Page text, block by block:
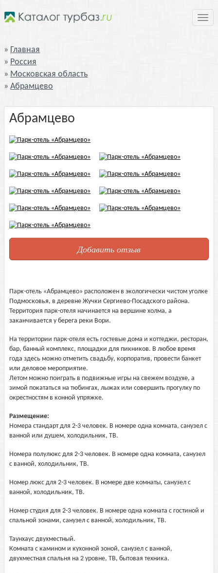
Главная
Россия
Московская область
Абрамцево
Абрамцево
Добавить отзыв
Парк-отель «Абрамцево» расположен в экологически чистом уголке
Подмосковья, в деревне Жучки Сергиево-Посадского района.
Территория парк-отеля начинается на вершине холма, а
заканчивается у берега реки Вори.
На территории парк-отеля есть гостевые дома и коттеджи, ресторан,
бар, банный комплекс, площадки для пикников. В любое время
года здесь можно отметить свадьбу, корпоратив, провести банкет
или деловое мероприятие.
Летом можно поиграть в подвижные игры на свежем воздухе, а
зимой покататься на тюбингах, лыжах или совершить прогулку по
окрестностям в конной упряжке.
Размещение:
Номера стандарт для 2-3 человек. В номере одна комната, санузел с
ванной или душем, холодильник, ТВ.
Номера полулюкс для 2-3 человек. В номере одна комната, санузел
с ванной, холодильник, ТВ.
Номер люкс для 2-3 человек. В номере две комнаты, санузел с
ванной, холодильник, ТВ.
Номер студия для 2-3 человек. В номере одна комната с гостиной и
спальной зонами, санузел с ванной, холодильник, ТВ.
Таунхаус двухместный.
Комната с камином и кухонной зоной, санузел с ванной,
двухместная спальня на 2 уровне, ТВ, бытовая техника.